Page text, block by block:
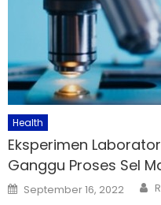
Health
Eksperimen
Ganggu Proses Sel
Posted
on
September 16, 2022